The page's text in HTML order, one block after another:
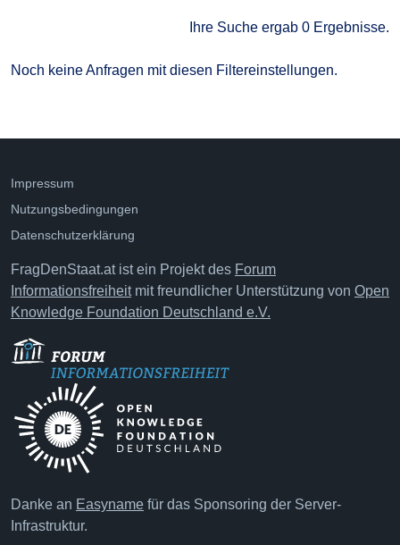
Ihre Suche ergab 0 Ergebnisse.
Noch keine Anfragen mit diesen Filtereinstellungen.
Impressum
Nutzungsbedingungen
Datenschutzerklärung
FragDenStaat.at ist ein Projekt des Forum
Informationsfreiheitmit freundlicher Unterstützung von Open
Knowledge Foundation Deutschland e.V.
Danke an Easyname für das Sponsoring der Server-
Infrastruktur.